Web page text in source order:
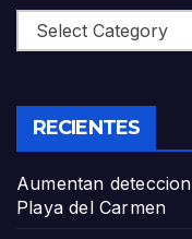
Categories
RECIENTES
Aumentan
Playa del Carmen